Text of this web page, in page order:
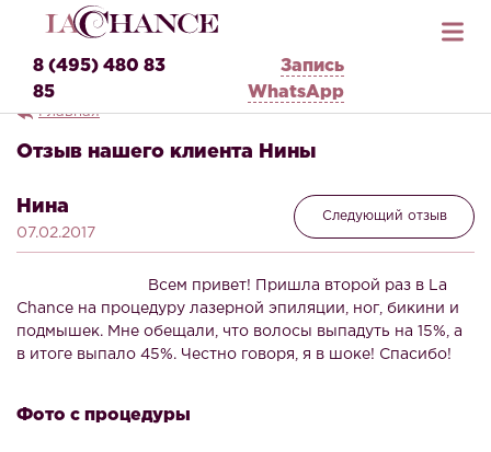
8 (495) 480 83
85
Запись
WhatsApp
Главная
Отзыв нашего клиента Нины
Нина
07.02.2017
Следующий отзыв
Всем привет! Пришла второй раз в La
Chance на процедуру лазерной эпиляции, ног, бикини и
подмышек. Мне обещали, что волосы выпадуть на 15%, а
в итоге выпало 45%. Честно говоря, я в шоке! Спасибо!
Фото с процедуры